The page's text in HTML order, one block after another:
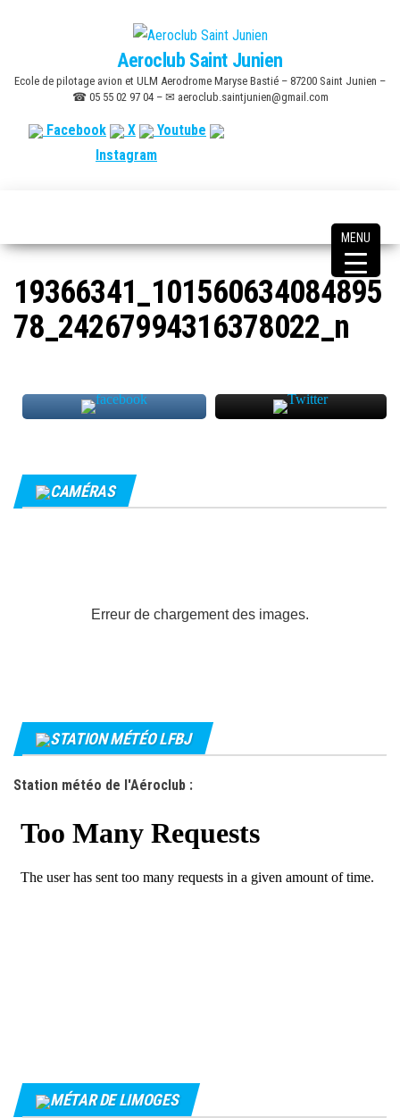
content
Aeroclub Saint Junien
Ecole de pilotage avion et ULM Aerodrome Maryse Bastié – 87200 Saint Junien –
☎ 05 55 02 97 04 – ✉ aeroclub.saintjunien@gmail.com
Facebook X
Youtube
Instagram
19366341_101560634084895
78_24267994316378022_n
CAMÉRAS
Erreur de chargement des images.
STATION MÉTÉO LFBJ
Station météo de l'Aéroclub :
MÉTAR DE LIMOGES
MENU